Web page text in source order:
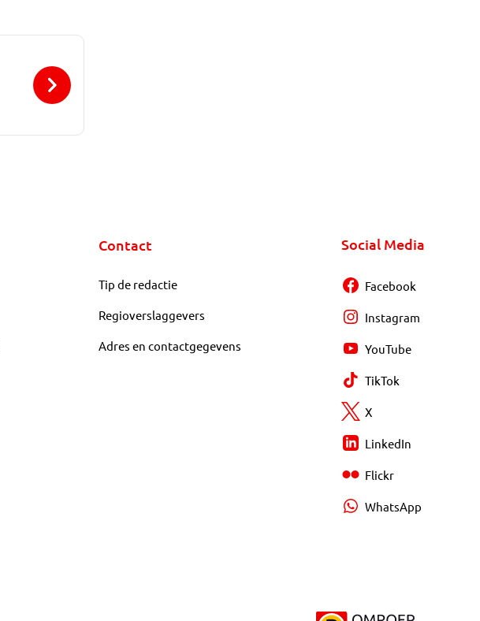
Contact
Tip de redactie
Regioverslaggevers
Adres en contactgegevens
Social Media
Facebook
Instagram
YouTube
TikTok
X
LinkedIn
Flickr
WhatsApp